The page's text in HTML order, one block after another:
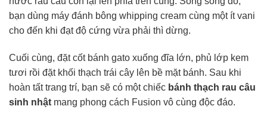
bạn dùng máy đánh bông whipping cream cùng một ít vani
cho đến khi đạt độ cứng vừa phải thì dừng.
Cuối cùng, đặt cốt bánh gato xuống đĩa lớn, phủ lớp kem
tươi rồi đặt khối thạch trái cây lên bề mặt bánh. Sau khi
hoàn tất trang trí, bạn sẽ có một chiếc bánh thạch rau câu
sinh nhật mang phong cách Fusion vô cùng độc đáo.